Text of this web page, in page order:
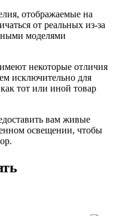
отображаемые на
от реальных из-за
моделями
некоторые отличия
исключительно для
тот или иной товар
вам живые
освещении, чтобы